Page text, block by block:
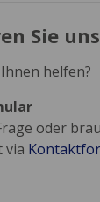
Sie uns
helfen?
oder
via